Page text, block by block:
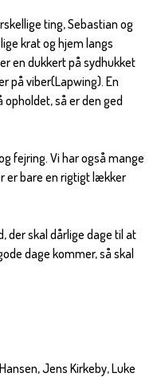
ting, Sebastian og
krat og hjem langs
en dukkert på sydhukket
på viber(Lapwing). En
så er den ged
fejring. Vi har også mange
er bare en rigtigt lækker
der skal dårlige dage til at
dage kommer, så skal
Jens Kirkeby, Luke